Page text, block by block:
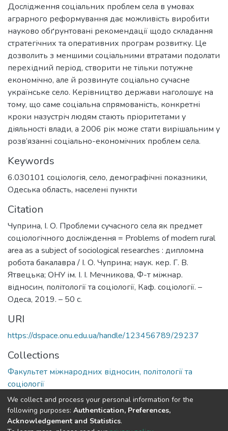
Дослідження соціальних проблем села в умовах
аграрного реформування дає можливість виробити
науково обґрунтовані рекомендації щодо складання
стратегічних та оперативних програм розвитку. Це
дозволить з меншими соціальними втратами подолати
перехідний період, створити не тільки потужне
економічно, але й розвинуте соціально сучасне
українське село. Керівництво держави наголошує на
тому, що саме соціальна спрямованість, конкретні
кроки назустріч людям стають пріоритетами у
діяльності влади, а 2006 рік може стати вирішальним у
розв’язанні соціально-економічних проблем села.
Keywords
6.030101 соціологія, село, демографічні показники,
Одеська область, населені пункти
Citation
Чуприна, І. О. Проблеми сучасного села як предмет
соціологічного досліждення = Problems of modern rural
area as a subject of sociological researches : дипломна
робота бакалавра / І. О. Чуприна; наук. кер. Г. В.
Ятвецька; ОНУ ім. І. І. Мечникова, Ф-т міжнар.
відносин, політології та соціології, Каф. соціології. –
Одеса, 2019. – 50 с.
URI
https://dspace.onu.edu.ua/handle/123456789/29237
Collections
Факультет міжнародних відносин, політології та
соціології
Full item page
We collect and process your personal information for the
following purposes: Authentication, Preferences,
Acknowledgement and Statistics.